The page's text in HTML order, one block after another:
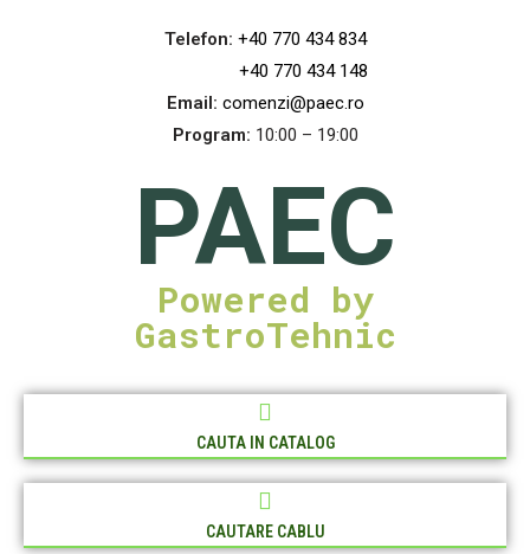
Telefon: +40 770 434 834
+40 770 434 148
Email: comenzi@paec.ro
Program: 10:00 – 19:00
PAEC
Powered by
GastroTehnic
CAUTA IN CATALOG
CAUTARE CABLU